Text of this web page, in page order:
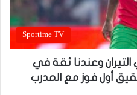
Sportime TV
وعندنا ثقة في
أول فوز مع المدرب